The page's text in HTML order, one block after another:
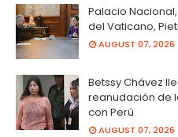
Palacio
del Vaticano,
AUGUST 07, 2026
Betssy Chávez
reanudación de
con Perú
AUGUST 07, 2026